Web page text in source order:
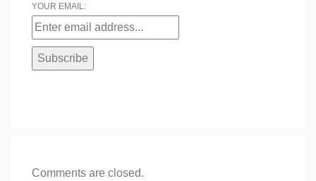
YOUR EMAIL:
Comments are closed.